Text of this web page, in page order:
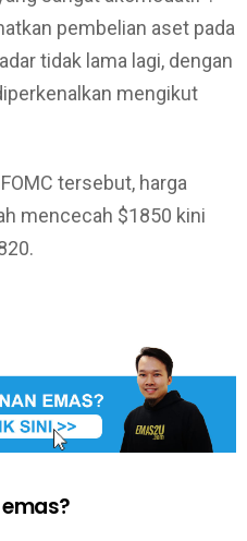
pembelian aset pada
tidak lama lagi, dengan
mengikut
tersebut, harga
mencecah $1850 kini